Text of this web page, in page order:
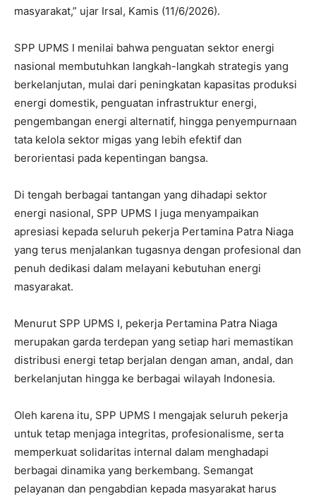
masyarakat,” ujar Irsal, Kamis (11/6/2026).
SPP UPMS I menilai bahwa penguatan sektor energi
nasional membutuhkan langkah-langkah strategis yang
berkelanjutan, mulai dari peningkatan kapasitas produksi
energi domestik, penguatan infrastruktur energi,
pengembangan energi alternatif, hingga penyempurnaan
tata kelola sektor migas yang lebih efektif dan
berorientasi pada kepentingan bangsa.
Di tengah berbagai tantangan yang dihadapi sektor
energi nasional, SPP UPMS I juga menyampaikan
apresiasi kepada seluruh pekerja Pertamina Patra Niaga
yang terus menjalankan tugasnya dengan profesional dan
penuh dedikasi dalam melayani kebutuhan energi
masyarakat.
Menurut SPP UPMS I, pekerja Pertamina Patra Niaga
merupakan garda terdepan yang setiap hari memastikan
distribusi energi tetap berjalan dengan aman, andal, dan
berkelanjutan hingga ke berbagai wilayah Indonesia.
Oleh karena itu, SPP UPMS I mengajak seluruh pekerja
untuk tetap menjaga integritas, profesionalisme, serta
memperkuat solidaritas internal dalam menghadapi
berbagai dinamika yang berkembang. Semangat
pelayanan dan pengabdian kepada masyarakat harus